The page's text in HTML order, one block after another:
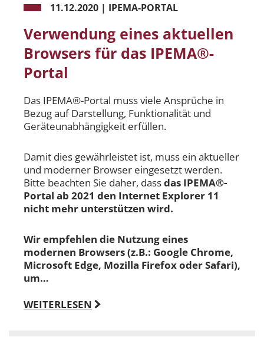
11.12.2020 | IPEMA-PORTAL
Verwendung eines aktuellen
Browsers für das IPEMA®-
Portal
Das IPEMA®-Portal muss viele Ansprüche in
Bezug auf Darstellung, Funktionalität und
Geräteunabhängigkeit erfüllen.
Damit dies gewährleistet ist, muss ein aktueller
und moderner Browser eingesetzt werden.
Bitte beachten Sie daher, dassdas IPEMA®-
Portal ab 2021 den Internet Explorer 11
nicht mehr unterstützen wird.
Wir empfehlen die Nutzung eines
modernen Browsers (z.B.: Google Chrome,
Microsoft Edge, Mozilla Firefox oder Safari),
um…
WEITERLESEN